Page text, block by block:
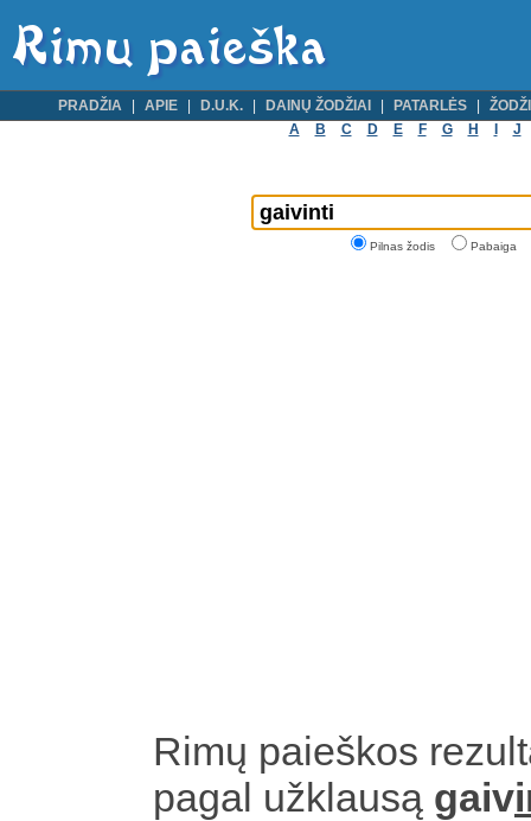
PRADŽIA APIE D.U.K. DAINŲ ŽODŽIAI PATARLĖS
A
B C D E F G H J
Pilnas žodis Pabaiga
Rimų paieškos
pagal užklausą gaiv